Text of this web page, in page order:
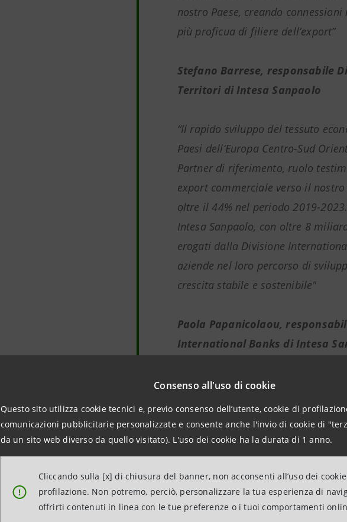
Consenso all'uso di cookie
Questo sito utilizza cookie tecnici e, previo consenso dell’utente, cookie di
comunicazioni pubblicitarie personalizzate e consente anche l'invio di cookie di
da un sito web diverso da quello visitato). L'uso dei cookie ha la durata di 1 anno.
!
Cliccando sulla [x] di chiusura del banner, non acconsenti all’uso dei
profilazione. Non potremo, perciò, personalizzare la tua esperienza di
offrirti contenuti in linea con le tue preferenze o i tuoi comportamenti
nostro Paese, creando
più proficua di filiere dell’export”
Stefano Barrese, responsabile
Territori di Intesa Sanpaolo
“Il rapido sviluppo del tessuto
Paesi dell’Europa Centro-Sud
Partner di riferimento, ruolo
export commerciale verso il
oltre il 44% nel periodo 2019-
Intesa Sanpaolo, con oltre 8
erogati dalla Divisione
aziende nel loro percorso di
crescita stabile e sostenibile"
Paola Papanicolaou,
International Banks di Intesa
protagoniste dell’edizione 2024
raggiunto risultati significativi in valore economico e impatto
ecologica, export e internazionalizzazione, passaggio
welfare.
Ad esse, la Banca forniràinsieme ai partner del progetto gli
sostenibilità, innovazione, transizione digitale e finanza
Lanciato per la prima volta nel 2019
, il programma “Imprese